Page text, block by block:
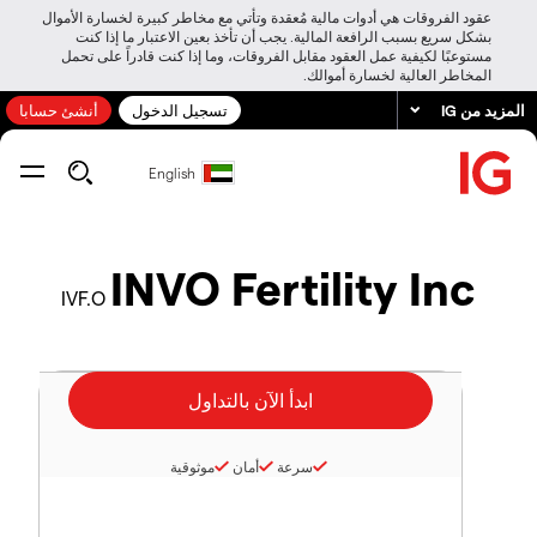
عقود الفروقات هي أدوات مالية مُعقدة وتأتي مع مخاطر كبيرة لخسارة الأموال
بشكل سريع بسبب الرافعة المالية. يجب أن تأخذ بعين الاعتبار ما إذا كنت
مستوعبًا لكيفية عمل العقود مقابل الفروقات، وما إذا كنت قادراً على تحمل
المخاطر العالية لخسارة أموالك.
المزيد من IG تسجيل الدخول أنشئ حسابا
English
INVO Fertility Inc
IVF.O
سرعة أمان موثوقية